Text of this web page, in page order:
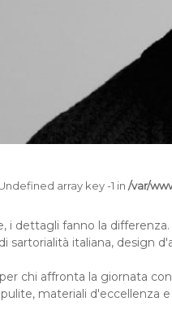
array key -1 in /var/
i dettagli fanno la
sartorialità italiana, design
chi affronta la giornata
materiali d'eccellenza